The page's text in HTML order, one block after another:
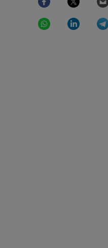
WhatsAppLinkedIn